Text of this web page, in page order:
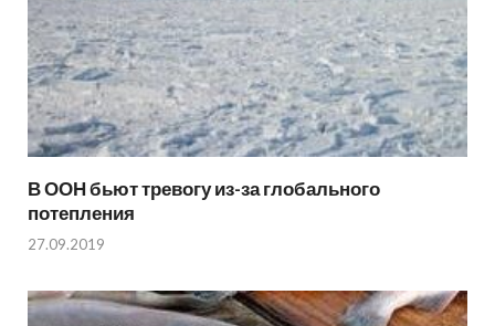
В ООН бьют тревогу из-за глобального
потепления
27.09.2019